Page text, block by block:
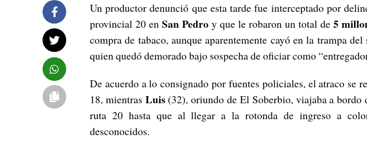
Un productor denunció que esta tarde fue interceptado por
provincial 20 en San Pedro y que le robaron un total de 5
compra de tabaco, aunque aparentemente cayó en la trampa
quien quedó demorado bajo sospecha de oficiar como
De acuerdo a lo consignado por fuentes policiales, el atraco se
18, mientras Luis(32), oriundo de El Soberbio, viajaba a bordo
ruta 20 hasta que al llegar a la rotonda de ingreso a
desconocidos.